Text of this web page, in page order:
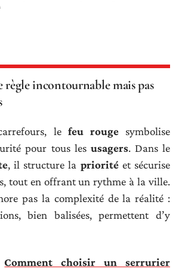
règle incontournable mais pas
le feu rougesymbolise
pour tous les usagers. Dans le
, il structure la prioritéet sécurise
tout en offrant un rythme à la ville.
pas la complexité de la réalité :
bien balisées, permettent d’y
Comment choisir un serrurier